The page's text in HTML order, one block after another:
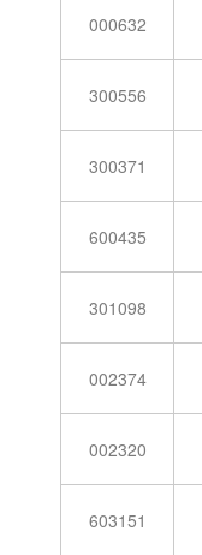
000632
300556
300371
600435
301098
002374
002320
603151